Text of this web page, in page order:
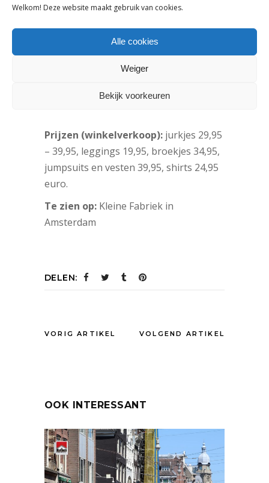
Welkom! Deze website maakt gebruik van cookies.
Alle cookies
Weiger
Bekijk voorkeuren
op iets nieuws te richten.
Land van herkomst:Nederland
Verkoopinformatie:078-6101189,
www.quapikidswear.nl
januari 2011
Prijzen (winkelverkoop): jurkjes 29,95
– 39,95, leggings 19,95, broekjes 34,95,
jumpsuits en vesten 39,95, shirts 24,95
euro.
Te zien op: Kleine Fabriek in
Amsterdam
DELEN:
VORIG ARTIKEL VOLGEND ARTIKEL
OOK INTERESSANT